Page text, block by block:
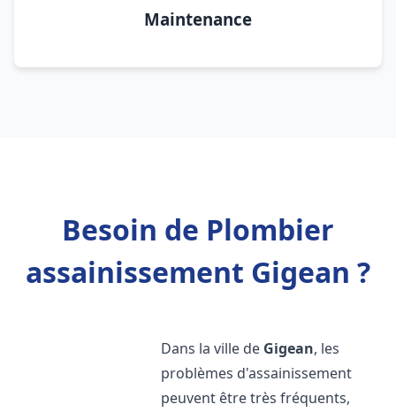
Maintenance
Besoin de Plombier
assainissement Gigean ?
Dans la ville de Gigean, les
problèmes d'assainissement
peuvent être très fréquents,